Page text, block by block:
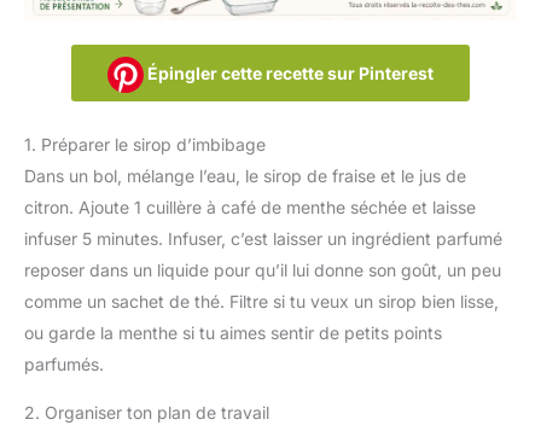
Épingler cette recette sur Pinterest
1. Préparer le sirop d’imbibage
Dans un bol, mélange l’eau, le sirop de fraise et le jus de
citron. Ajoute 1 cuillère à café de menthe séchée et laisse
infuser 5 minutes. Infuser, c’est laisser un ingrédient parfumé
reposer dans un liquide pour qu’il lui donne son goût, un peu
comme un sachet de thé. Filtre si tu veux un sirop bien lisse,
ou garde la menthe si tu aimes sentir de petits points
parfumés.
2. Organiser ton plan de travail